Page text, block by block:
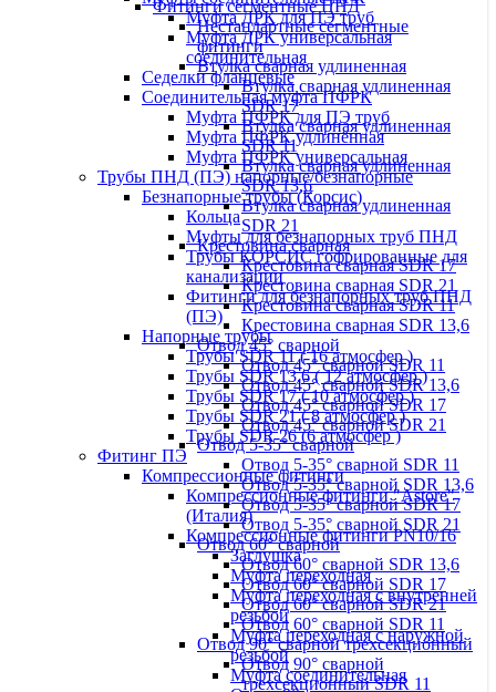
Муфта ДРК для ПЭ труб
Муфта ДРК универсальная
соединительная
Седелки фланцевые
Соединительная муфта ПФРК
Муфта ПФРК для ПЭ труб
Муфта ПФРК удлинённая
Муфта ПФРК универсальная
Трубы ПНД (ПЭ) напорные/безнапорные
Безнапорные трубы (Корсис)
Кольца
Муфты для безнапорных труб ПНД
Трубы КОРСИС гофрированные для
канализации
Фитинги для безнапорных труб ПНД
(ПЭ)
Напорные трубы
Трубы SDR 11 ( 16 атмосфер )
Трубы SDR 13,6 ( 12 атмосфер )
Трубы SDR 17 ( 10 атмосфер )
Трубы SDR 21 ( 8 атмосфер )
Трубы SDR 26 (6 атмосфер )
Фитинг ПЭ
Компрессионные фитинги
Компрессионные фитинги "Astore"
(Италия)
Компрессионные фитинги PN10/16
Заглушка
Муфта переходная
Муфта переходная с внутренней
резьбой
Муфта переходная с наружной
резьбой
Муфта соединительная
Фитинги сегментные ПНД
Нестандартные сегментные
фитинги
Втулка сварная удлиненная
Втулка сварная удлиненная
SDR 17
Втулка сварная удлиненная
SDR 11
Втулка сварная удлиненная
SDR 13,6
Втулка сварная удлиненная
SDR 21
Крестовина сварная
Крестовина сварная SDR 17
Крестовина сварная SDR 21
Крестовина сварная SDR 11
Крестовина сварная SDR 13,6
Отвод 45° сварной
Отвод 45° сварной SDR 11
Отвод 45° сварной SDR 13,6
Отвод 45° сварной SDR 17
Отвод 45° сварной SDR 21
Отвод 5-35° сварной
Отвод 5-35° сварной SDR 11
Отвод 5-35° сварной SDR 13,6
Отвод 5-35° сварной SDR 17
Отвод 5-35° сварной SDR 21
Отвод 60° сварной
Отвод 60° сварной SDR 13,6
Отвод 60° сварной SDR 17
Отвод 60° сварной SDR 21
Отвод 60° сварной SDR 11
Отвод 90° сварной трехсекционный
Отвод 90° сварной
трехсекционный SDR 11